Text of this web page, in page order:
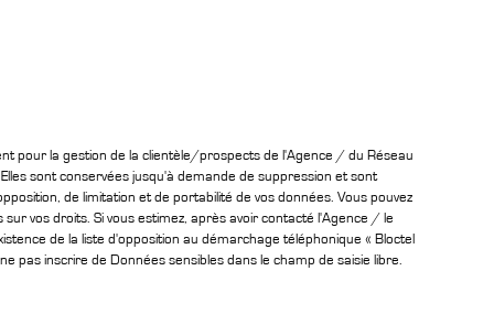
pour la gestion de la clientèle/prospects de l'Agence / du Réseau
sont conservées jusqu'à demande de suppression et sont
de limitation et de portabilité de vos données. Vous pouvez
vos droits. Si vous estimez, après avoir contacté l'Agence / le
de la liste d'opposition au démarchage téléphonique « Bloctel
pas inscrire de Données sensibles dans le champ de saisie libre.